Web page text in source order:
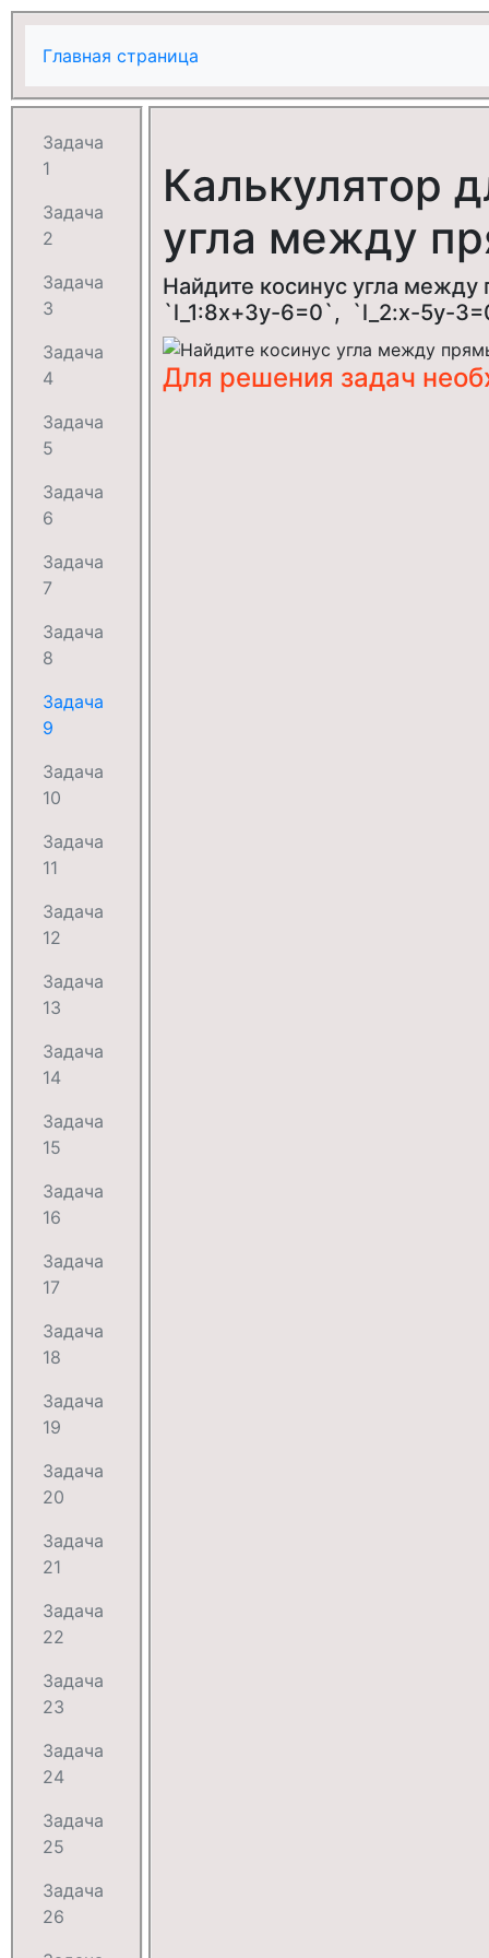
Главная страница
Калькулятор
угла между
Найдите косинус угла
`l_1:8x+3y-6=0`, `l_2:x-5y-
Для решения задач
Задача
1
Задача
2
Задача
3
Задача
4
Задача
5
Задача
6
Задача
7
Задача
8
Задача
9
Задача
10
Задача
11
Задача
12
Задача
13
Задача
14
Задача
15
Задача
16
Задача
17
Задача
18
Задача
19
Задача
20
Задача
21
Задача
22
Задача
23
Задача
24
Задача
25
Задача
26